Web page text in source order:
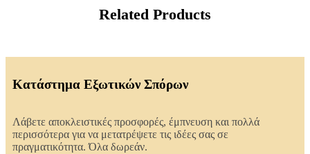
Related Products
Κατάστημα Εξωτικών Σπόρων
Λάβετε αποκλειστικές προσφορές, έμπνευση και πολλά
περισσότερα για να μετατρέψετε τις ιδέες σας σε
πραγματικότητα. Όλα δωρεάν.